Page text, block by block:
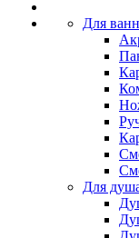
Для ванн
Для